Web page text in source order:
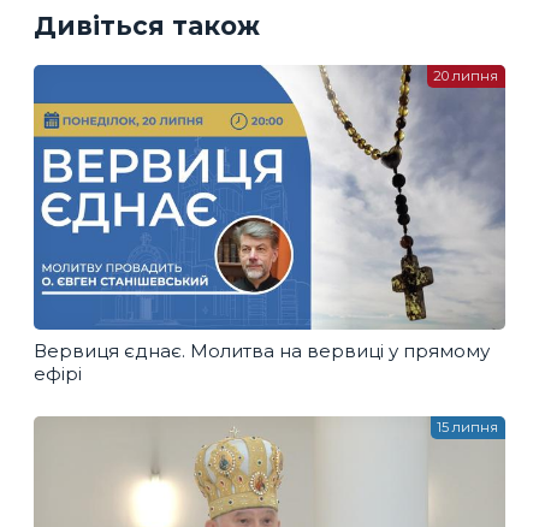
Дивіться також
Вервиця єднає. Молитва на вервиці у прямому
ефірі
20 липня
15 липня